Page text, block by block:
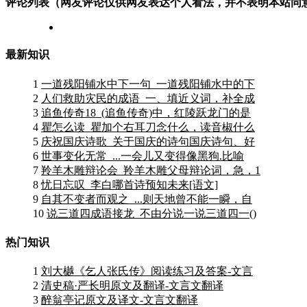
评论列表（网友评论仅供网友表达个人看法，并不表明本站同
最新知识
1 一道残阳铺水中下一句_一道残阳铺水中的下
2 人们救助灾民的成语_一、填近义词，补全成
3 追鱼传奇18_(追鱼传奇)中，红陵跃龙门的是
4 瞿怎么读_瞿加个右耳刀念什么，读音椒什么
5 庆祝国庆诗歌_关于国庆的诗句国庆诗句、好
6 世事变化无常_...一会儿又变得像黑狗.比喻
7 羚羊木雕辩论会_羚羊木雕父母辩论词，急，1
8 忧日忘叹_李白哪首诗预知未来[语文]
9 自其不变者而观之_...则天地曾不能一瞬，自
10 说三道四成语接龙_不由分说一说三道四一()
热门知识
1 刘大樾《乞人张氏传》阅读练习及答案-文言
2 清史稿·严长明原文及翻译-文言文翻译
3 醉翁亭记原文及译文-文言文翻译